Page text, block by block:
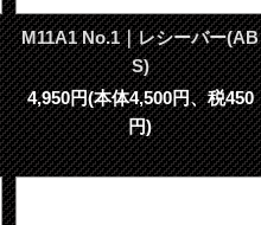
M11A1 No.1｜レシーバー(AB
S)
4,950円(本体4,500円、税450
円)